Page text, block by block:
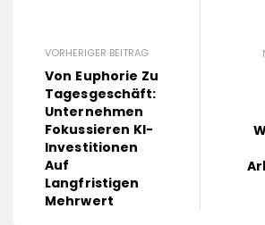
VORHERIGER BEITRAG
Von Euphorie Zu
Tagesgeschäft:
Unternehmen
Fokussieren KI-
Investitionen
Auf
Langfristigen
Mehrwert